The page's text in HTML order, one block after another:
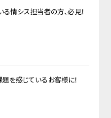
情シス担当者の方、必見！
を感じているお客様に！